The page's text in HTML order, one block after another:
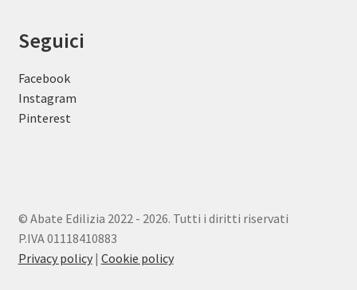
Seguici
Facebook
Instagram
Pinterest
© Abate Edilizia 2022 - 2026. Tutti i diritti riservati
P.IVA 01118410883
Privacy policy| Cookie policy